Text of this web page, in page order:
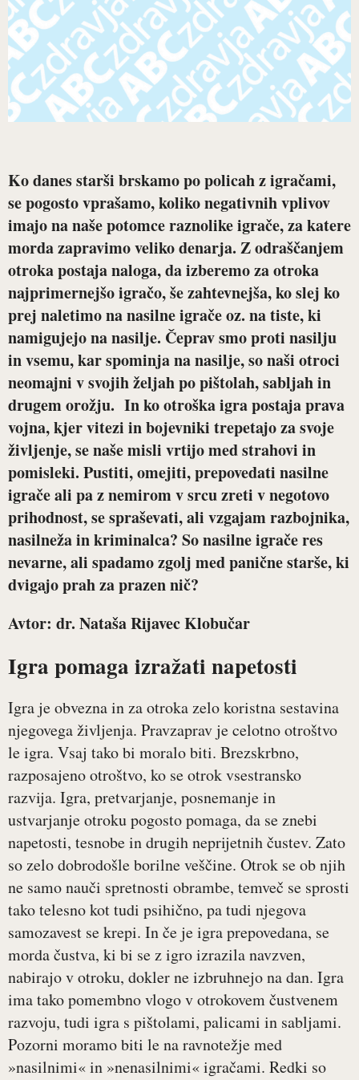
Ko danes starši brskamo po policah z igračami,
se pogosto vprašamo, koliko negativnih vplivov
imajo na naše potomce raznolike igrače, za katere
morda zapravimo veliko denarja. Z odraščanjem
otroka postaja naloga, da izberemo za otroka
najprimernejšo igračo, še zahtevnejša, ko slej ko
prej naletimo na nasilne igrače oz. na tiste, ki
namigujejo na nasilje. Čeprav smo proti nasilju
in vsemu, kar spominja na nasilje, so naši otroci
neomajni v svojih željah po pištolah, sabljah in
drugem orožju. In ko otroška igra postaja prava
vojna, kjer vitezi in bojevniki trepetajo za svoje
življenje, se naše misli vrtijo med strahovi in
pomisleki. Pustiti, omejiti, prepovedati nasilne
igrače ali pa z nemirom v srcu zreti v negotovo
prihodnost, se spraševati, ali vzgajam razbojnika,
nasilneža in kriminalca? So nasilne igrače res
nevarne, ali spadamo zgolj med panične starše, ki
dvigajo prah za prazen nič?
Avtor: dr. Nataša Rijavec Klobučar
Igra pomaga izražati napetosti
Igra je obvezna in za otroka zelo koristna sestavina
njegovega življenja. Pravzaprav je celotno otroštvo
le igra. Vsaj tako bi moralo biti. Brezskrbno,
razposajeno otroštvo, ko se otrok vsestransko
razvija. Igra, pretvarjanje, posnemanje in
ustvarjanje otroku pogosto pomaga, da se znebi
napetosti, tesnobe in drugih neprijetnih čustev. Zato
so zelo dobrodošle borilne veščine. Otrok se ob njih
ne samo nauči spretnosti obrambe, temveč se sprosti
tako telesno kot tudi psihično, pa tudi njegova
samozavest se krepi. In če je igra prepovedana, se
morda čustva, ki bi se z igro izrazila navzven,
nabirajo v otroku, dokler ne izbruhnejo na dan. Igra
ima tako pomembno vlogo v otrokovem čustvenem
razvoju, tudi igra s pištolami, palicami in sabljami.
Pozorni moramo biti le na ravnotežje med
»nasilnimi« in »nenasilnimi« igračami. Redki so